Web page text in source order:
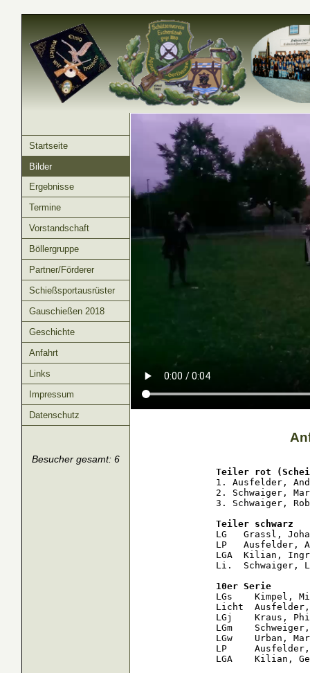
Startseite
Bilder
Ergebnisse
Termine
Vorstandschaft
Böllergruppe
Partner/Förderer
Schießsportausrüster
Gauschießen 2018
Geschichte
Anfahrt
Links
Impressum
Datenschutz
Besucher gesamt: 6
Teiler rot
1. Ausfelder,
2. Schwaiger,
3. Schwaiger,
Teiler schwarz
LG   Grassl,
LP   Ausfelder,
LGA  Kilian,
Li.  Schwaiger,
10er Serie
LGs    Kimpel,
Licht
LGj    Kraus,
LGm
LGw    Urban,
LP
LGA    Kilian,